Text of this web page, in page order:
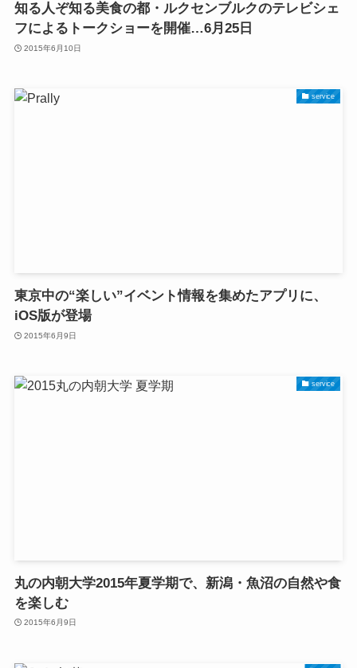
知る人ぞ知る美食の都・ルクセンブルクのテレビシェ
フによるトークショーを開催…6月25日
2015年6月10日
service
東京中の“楽しい”イベント情報を集めたアプリに、
iOS版が登場
2015年6月9日
service
丸の内朝大学2015年夏学期で、新潟・魚沼の自然や食
を楽しむ
2015年6月9日